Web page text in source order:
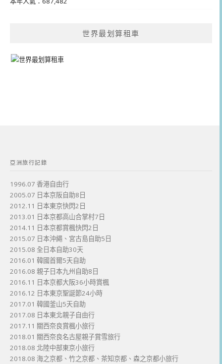
世界最划算租車
亞洲旅行記錄
1996.07 香港自由行
2005.07 日本京阪自助8日
2012.11 日本東京快閃2日
2013.01 日本京都高山合掌村7日
2014.11 日本京都賞楓快閃2日
2015.07 日本沖繩、宮古島自助5日
2015.08 全日本自助30天
2016.01 韓國首爾5天自助
2016.08 親子日本九州自助8日
2016.11 日本京都大阪36小時賞楓
2016.12 日本東京聖誕節24小時
2017.01 韓國釜山5天自助
2017.08 日本東北親子自由行
2017.11 關西奈良賞楓小旅行
2018.01 關西奈良名古屋親子賞雪旅行
2018.08 北陸中部東京小旅行
2018.08 海之京都、竹之京都、茶知京都、森之京都小旅行